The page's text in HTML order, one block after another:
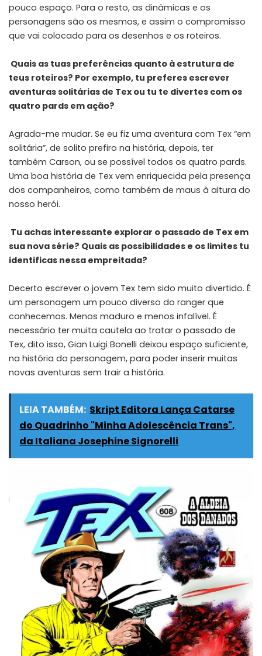
pouco espaço. Para o resto, as dinâmicas e os
personagens são os mesmos, e assim o compromisso
que vai colocado para os desenhos e os roteiros.
Quais as tuas preferências quanto à estrutura de
teus roteiros? Por exemplo, tu preferes escrever
aventuras solitárias de Tex ou tu te divertes com os
quatro pards em ação?
Agrada-me mudar. Se eu fiz uma aventura com Tex “em
solitária”, de solito prefiro na história, depois, ter
também Carson, ou se possível todos os quatro pards.
Uma boa história de Tex vem enriquecida pela presença
dos companheiros, como também de maus à altura do
nosso herói.
Tu achas interessante explorar o passado de Tex em
sua nova série? Quais as possibilidades e os limites tu
identificas nessa empreitada?
Decerto escrever o jovem Tex tem sido muito divertido. É
um personagem um pouco diverso do ranger que
conhecemos. Menos maduro e menos infalível. É
necessário ter muita cautela ao tratar o passado de
Tex, dito isso, Gian Luigi Bonelli deixou espaço suficiente,
na história do personagem, para poder inserir muitas
novas aventuras sem trair a história.
LEIA TAMBÉM: Skript Editora Lança Catarse
do Quadrinho "Minha Adolescência Trans",
da Italiana Josephine Signorelli